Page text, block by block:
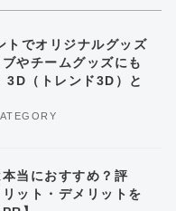
トでオリジナルグッズ
やチームグッズにも
（トレンド3D）と
当におすすめ？評
ット・デメリットを